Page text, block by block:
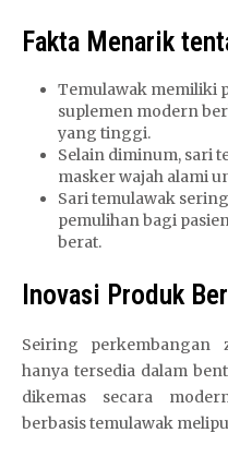
Fakta Menarik
Temulawak memiliki
suplemen modern
yang tinggi.
Selain diminum, sari
masker wajah alami
Sari temulawak
pemulihan bagi
berat.
Inovasi Produk
Seiring perkembangan
hanya tersedia dalam
dikemas secara
berbasis temulawak